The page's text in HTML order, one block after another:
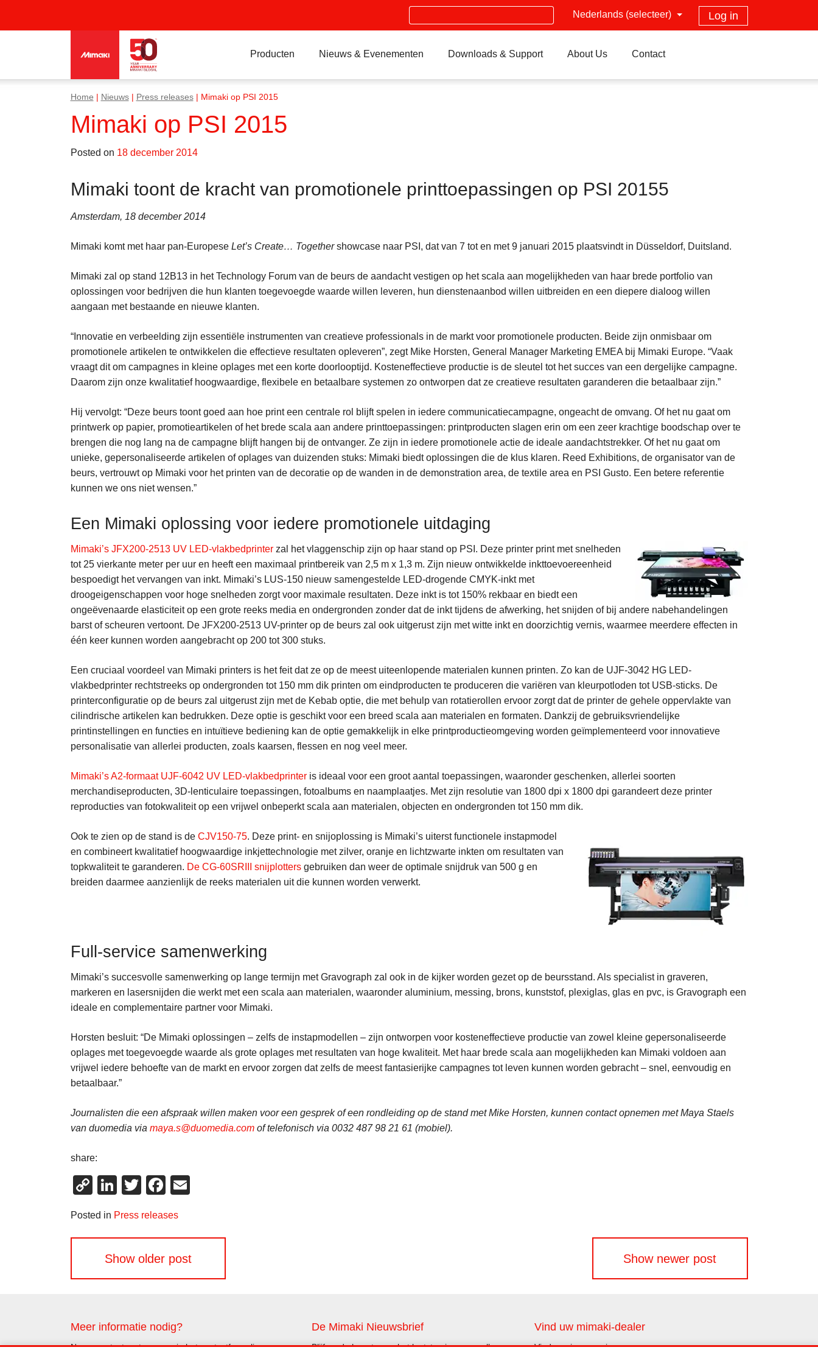
Log in
Nederlands (selecteer)
Search
Producten Nieuws & Evenementen Downloads & Support About Us Contact
Home Nieuws| Press releases| Mimaki op PSI 2015
Mimaki op PSI 2015
Posted on 18 december 2014
Mimaki toont de kracht van promotionele printtoepassingen op PSI 20155
Amsterdam, 18 december 2014
Mimaki komt met haar pan-Europese Let’s Create… Togethershowcase naar PSI, dat van 7 tot en met 9 januari 2015 plaatsvindt in Düsseldorf, Duitsland.
Mimaki zal op stand 12B13 in het Technology Forum van de beurs de aandacht vestigen op het scala aan mogelijkheden van haar brede portfolio van
oplossingen voor bedrijven die hun klanten toegevoegde waarde willen leveren, hun dienstenaanbod willen uitbreiden en een diepere dialoog willen
aangaan met bestaande en nieuwe klanten.
“Innovatie en verbeelding zijn essentiële instrumenten van creatieve professionals in de markt voor promotionele producten. Beide zijn onmisbaar om
promotionele artikelen te ontwikkelen die effectieve resultaten opleveren”, zegt Mike Horsten, General Manager Marketing EMEA bij Mimaki Europe. “Vaak
vraagt dit om campagnes in kleine oplages met een korte doorlooptijd. Kosteneffectieve productie is de sleutel tot het succes van een dergelijke campagne.
Daarom zijn onze kwalitatief hoogwaardige, flexibele en betaalbare systemen zo ontworpen dat ze creatieve resultaten garanderen die betaalbaar zijn.”
Hij vervolgt: “Deze beurs toont goed aan hoe print een centrale rol blijft spelen in iedere communicatiecampagne, ongeacht de omvang. Of het nu gaat om
printwerk op papier, promotieartikelen of het brede scala aan andere printtoepassingen: printproducten slagen erin om een zeer krachtige boodschap over te
brengen die nog lang na de campagne blijft hangen bij de ontvanger. Ze zijn in iedere promotionele actie de ideale aandachtstrekker. Of het nu gaat om
unieke, gepersonaliseerde artikelen of oplages van duizenden stuks: Mimaki biedt oplossingen die de klus klaren. Reed Exhibitions, de organisator van de
beurs, vertrouwt op Mimaki voor het printen van de decoratie op de wanden in de demonstration area, de textile area en PSI Gusto. Een betere referentie
kunnen we ons niet wensen.”
Een Mimaki oplossing voor iedere promotionele uitdaging
Mimaki’s JFX200-2513 UV LED-vlakbedprinterzal het vlaggenschip zijn op haar stand op PSI. Deze printer print met snelheden
tot 25 vierkante meter per uur en heeft een maximaal printbereik van 2,5 m x 1,3 m. Zijn nieuw ontwikkelde inkttoevoereenheid
bespoedigt het vervangen van inkt. Mimaki’s LUS-150 nieuw samengestelde LED-drogende CMYK-inkt met
droogeigenschappen voor hoge snelheden zorgt voor maximale resultaten. Deze inkt is tot 150% rekbaar en biedt een
ongeëvenaarde elasticiteit op een grote reeks media en ondergronden zonder dat de inkt tijdens de afwerking, het snijden of bij andere nabehandelingen
barst of scheuren vertoont. De JFX200-2513 UV-printer op de beurs zal ook uitgerust zijn met witte inkt en doorzichtig vernis, waarmee meerdere effecten in
één keer kunnen worden aangebracht op 200 tot 300 stuks.
Een cruciaal voordeel van Mimaki printers is het feit dat ze op de meest uiteenlopende materialen kunnen printen. Zo kan de UJF-3042 HG LED-
vlakbedprinter rechtstreeks op ondergronden tot 150 mm dik printen om eindproducten te produceren die variëren van kleurpotloden tot USB-sticks. De
printerconfiguratie op de beurs zal uitgerust zijn met de Kebab optie, die met behulp van rotatierollen ervoor zorgt dat de printer de gehele oppervlakte van
cilindrische artikelen kan bedrukken. Deze optie is geschikt voor een breed scala aan materialen en formaten. Dankzij de gebruiksvriendelijke
printinstellingen en functies en intuïtieve bediening kan de optie gemakkelijk in elke printproductieomgeving worden geïmplementeerd voor innovatieve
personalisatie van allerlei producten, zoals kaarsen, flessen en nog veel meer.
Mimaki’s A2-formaat UJF-6042 UV LED-vlakbedprinteris ideaal voor een groot aantal toepassingen, waaronder geschenken, allerlei soorten
merchandiseproducten, 3D-lenticulaire toepassingen, fotoalbums en naamplaatjes. Met zijn resolutie van 1800 dpi x 1800 dpi garandeert deze printer
reproducties van fotokwaliteit op een vrijwel onbeperkt scala aan materialen, objecten en ondergronden tot 150 mm dik.
Ook te zien op de stand is de CJV150-75. Deze print- en snijoplossing is Mimaki’s uiterst functionele instapmodel
en combineert kwalitatief hoogwaardige inkjettechnologie met zilver, oranje en lichtzwarte inkten om resultaten van
topkwaliteit te garanderen. De CG-60SRIII snijplottersgebruiken dan weer de optimale snijdruk van 500 g en
breiden daarmee aanzienlijk de reeks materialen uit die kunnen worden verwerkt.
Full-service samenwerking
Mimaki’s succesvolle samenwerking op lange termijn met Gravograph zal ook in de kijker worden gezet op de beursstand. Als specialist in graveren,
markeren en lasersnijden die werkt met een scala aan materialen, waaronder aluminium, messing, brons, kunststof, plexiglas, glas en pvc, is Gravograph een
ideale en complementaire partner voor Mimaki.
Horsten besluit: “De Mimaki oplossingen – zelfs de instapmodellen – zijn ontworpen voor kosteneffectieve productie van zowel kleine gepersonaliseerde
oplages met toegevoegde waarde als grote oplages met resultaten van hoge kwaliteit. Met haar brede scala aan mogelijkheden kan Mimaki voldoen aan
vrijwel iedere behoefte van de markt en ervoor zorgen dat zelfs de meest fantasierijke campagnes tot leven kunnen worden gebracht – snel, eenvoudig en
betaalbaar.”
Journalisten die een afspraak willen maken voor een gesprek of een rondleiding op de stand met Mike Horsten, kunnen contact opnemen met Maya Staels
van duomedia via maya.s@duomedia.comof telefonisch via 0032 487 98 21 61 (mobiel).
share:
CopyLinkedIn
TwitterFacebook
Posted in Press releases
Berichtennavigatie
Show older post Show newer post
Meer informatie nodig?
Neem contact met ons op via het contactformulier
De Mimaki Nieuwsbrief
Blijf op de hoogte van het laatste nieuws en alle
Vind uw mimaki-dealer
Vind ons in uw regio